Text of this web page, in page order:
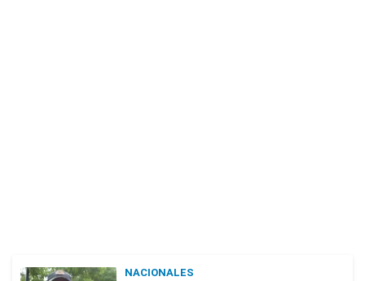
NACIONALES